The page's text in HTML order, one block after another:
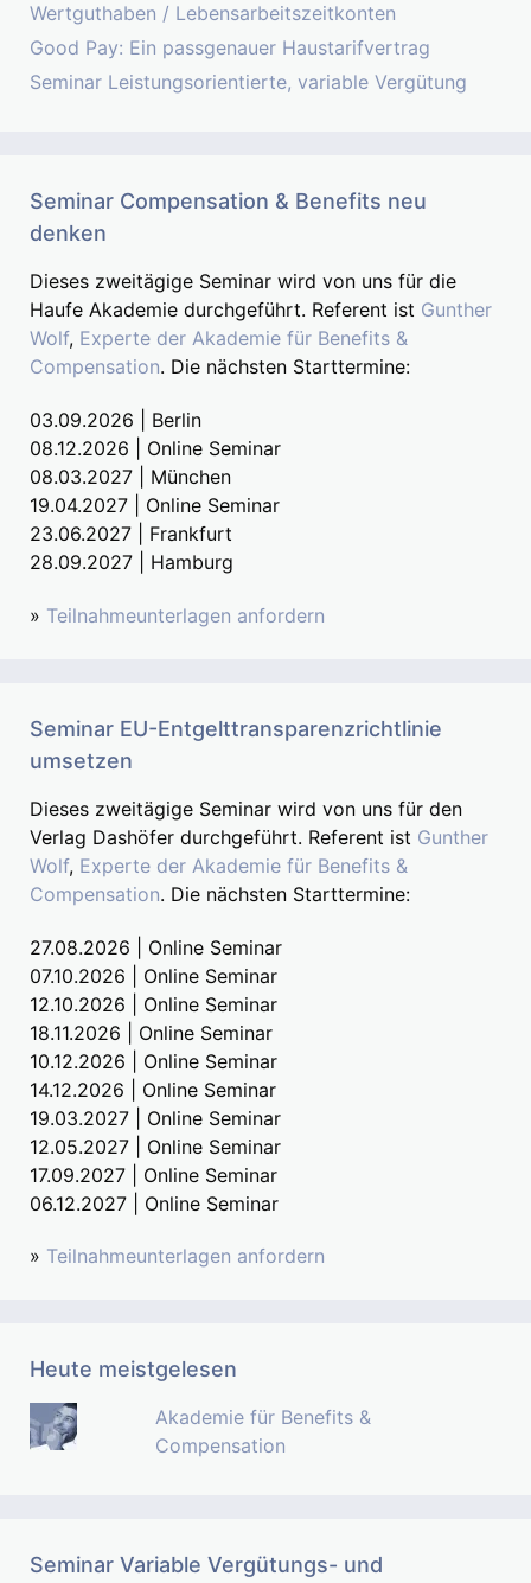
Wertguthaben / Lebensarbeitszeitkonten
Good Pay: Ein passgenauer Haustarifvertrag
Seminar Leistungsorientierte, variable Vergütung
Seminar Compensation & Benefits neu
denken
Dieses zweitägige Seminar wird von uns für die
Haufe Akademie durchgeführt. Referent ist Gunther
Wolf, Experte der Akademie für Benefits &
Compensation. Die nächsten Starttermine:
03.09.2026 | Berlin
08.12.2026 | Online Seminar
08.03.2027 | München
19.04.2027 | Online Seminar
23.06.2027 | Frankfurt
28.09.2027 | Hamburg
» Teilnahmeunterlagen anfordern
Seminar EU-Entgelttransparenzrichtlinie
umsetzen
Dieses zweitägige Seminar wird von uns für den
Verlag Dashöfer durchgeführt. Referent ist Gunther
Wolf, Experte der Akademie für Benefits &
Compensation. Die nächsten Starttermine:
27.08.2026 | Online Seminar
07.10.2026 | Online Seminar
12.10.2026 | Online Seminar
18.11.2026 | Online Seminar
10.12.2026 | Online Seminar
14.12.2026 | Online Seminar
19.03.2027 | Online Seminar
12.05.2027 | Online Seminar
17.09.2027 | Online Seminar
06.12.2027 | Online Seminar
» Teilnahmeunterlagen anfordern
Heute meistgelesen
Akademie für Benefits &
Compensation
Seminar Variable Vergütungs- und